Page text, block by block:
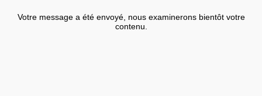
Votre message a été envoyé, nous examinerons bientôt votre
contenu.